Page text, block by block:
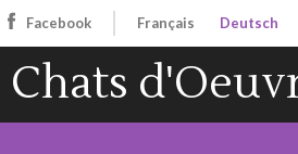
Facebook Français Deutsch